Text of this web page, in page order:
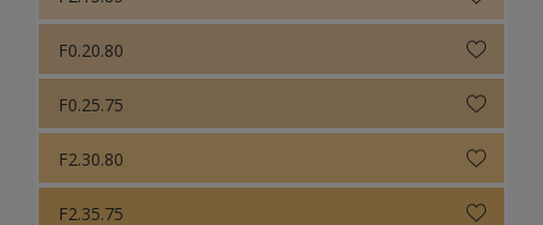
F0.20.80
F0.25.75
F2.30.80
F2.35.75